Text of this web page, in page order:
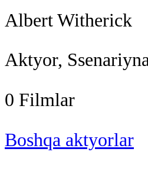
Albert Witherick
Aktyor,
0 Filmlar
Boshqa aktyorlar